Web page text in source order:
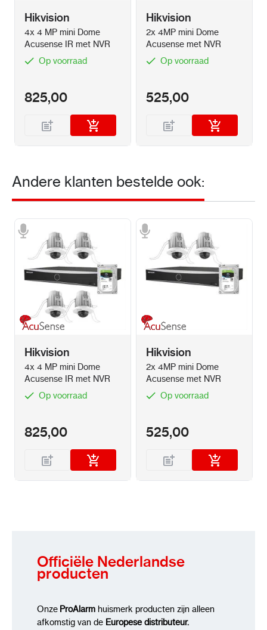
Gewicht
Garantie
Hikvision
4x 4 MP mini Dome
Acusense IR met NVR
Op voorraad
825,00
Hikvision
2x 4MP mini Dome
Acusense met NVR
Op voorraad
525,00
Andere klanten bestelde ook:
Hikvision
4x 4 MP mini Dome
Acusense IR met NVR
Op voorraad
825,00
Hikvision
2x 4MP mini Dome
Acusense met NVR
Op voorraad
525,00
Officiële Nederlandse
producten
Onze ProAlarm huismerk producten zijn alleen
afkomstig van de Europese distributeur.